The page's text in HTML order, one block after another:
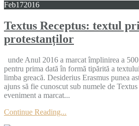
Feb172016
Textus Receptus: textul
protestanților
unde Anul 2016 a marcat împlinirea a
pentru prima dată în formă tipărită a
limba greacă. Desiderius Erasmus punea
ajuns să fie cunoscut sub numele de
eveniment a marcat...
Continue Reading...